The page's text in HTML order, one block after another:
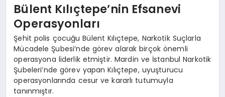
Bülent Kılıçtepe’nin Efsanevi
Operasyonları
Şehit polis çocuğu Bülent Kılıçtepe, Narkotik Suçlarla
Mücadele Şubesi’nde görev alarak birçok önemli
operasyona liderlik etmiştir. Mardin ve İstanbul Narkotik
Şubeleri’nde görev yapan Kılıçtepe, uyuşturucu
operasyonlarında cesur ve kararlı tutumuyla
tanınmıştır.